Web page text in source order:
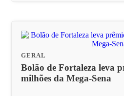
GERAL
Bolão de Fortaleza leva
milhões da Mega-Sena